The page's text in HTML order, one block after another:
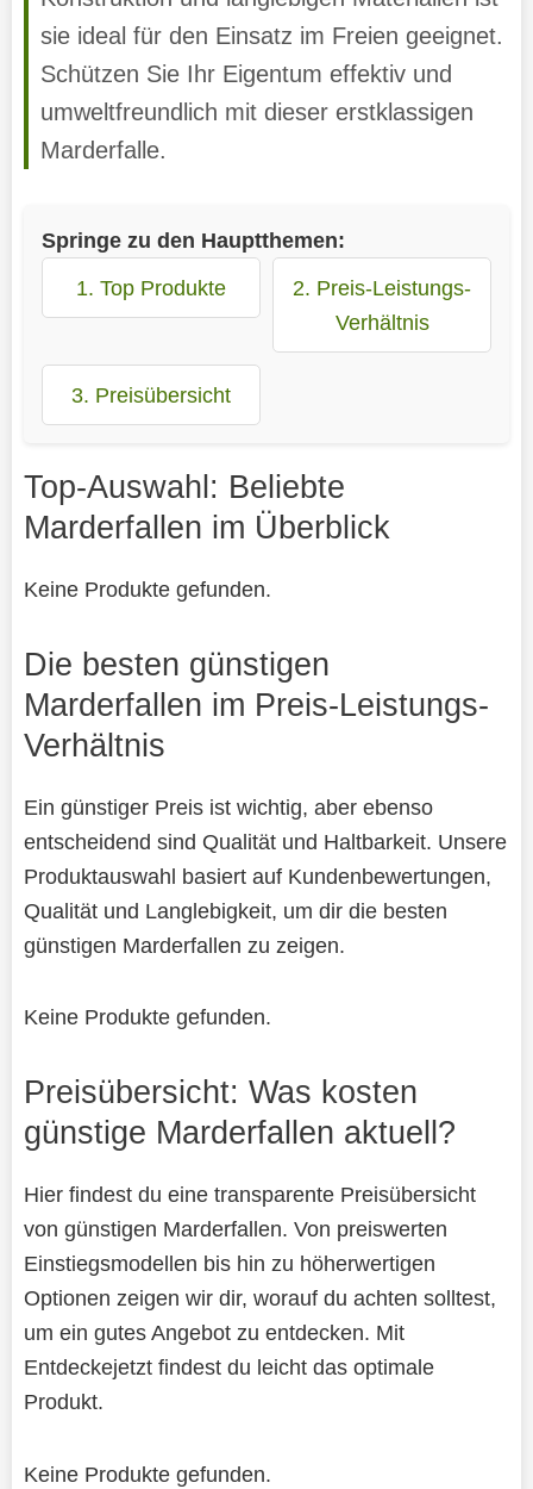
sie ideal für den Einsatz im Freien geeignet.
Schützen Sie Ihr Eigentum effektiv und
umweltfreundlich mit dieser erstklassigen
Marderfalle.
Springe zu den Hauptthemen:
1. Top Produkte
2. Preis-Leistungs-
Verhältnis
3. Preisübersicht
Top-Auswahl: Beliebte
Marderfallen im Überblick
Keine Produkte gefunden.
Die besten günstigen
Marderfallen im Preis-Leistungs-
Verhältnis
Ein günstiger Preis ist wichtig, aber ebenso
entscheidend sind Qualität und Haltbarkeit. Unsere
Produktauswahl basiert auf Kundenbewertungen,
Qualität und Langlebigkeit, um dir die besten
günstigen Marderfallen zu zeigen.
Keine Produkte gefunden.
Preisübersicht: Was kosten
günstige Marderfallen aktuell?
Hier findest du eine transparente Preisübersicht
von günstigen Marderfallen. Von preiswerten
Einstiegsmodellen bis hin zu höherwertigen
Optionen zeigen wir dir, worauf du achten solltest,
um ein gutes Angebot zu entdecken. Mit
Entdeckejetzt findest du leicht das optimale
Produkt.
Keine Produkte gefunden.